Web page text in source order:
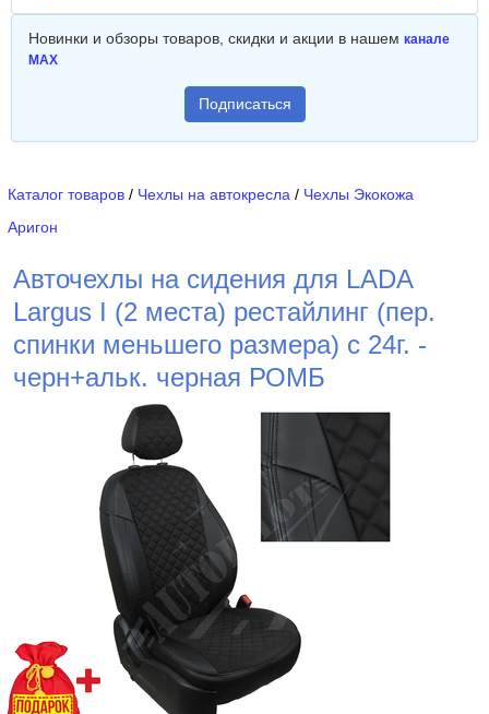
Новинки и обзоры товаров, скидки и акции в нашем канале
MAX
Подписаться
Каталог товаров / Чехлы на автокресла / Чехлы Экокожа
Аригон
Авточехлы на сидения для LADA
Largus I (2 места) рестайлинг (пер.
спинки меньшего размера) с 24г. -
черн+альк. черная РОМБ